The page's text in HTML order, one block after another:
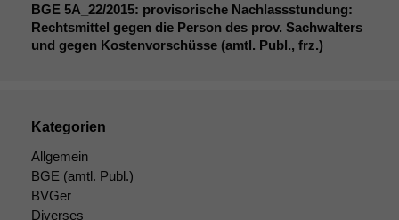
BGE 5A_22/2015: provisorische Nachlassstundung:
Rechtsmittel gegen die Person des prov. Sachwalters
und gegen Kostenvorschüsse (amtl. Publ., frz.)
Kategorien
Allgemein
BGE (amtl. Publ.)
BVGer
Diverses
korrekt
angezeigt
werden kann.